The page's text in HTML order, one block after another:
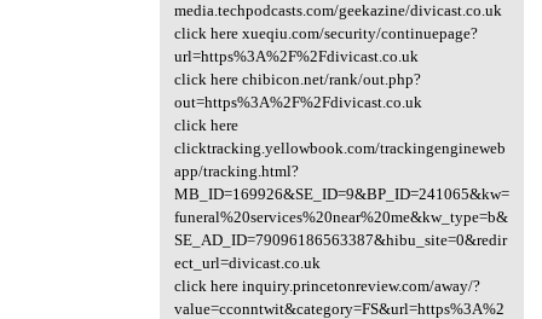
media.techpodcasts.com/geekazine/divicast.co.uk
click here xueqiu.com/security/continuepage?
url=https%3A%2F%2Fdivicast.co.uk
click here chibicon.net/rank/out.php?
out=https%3A%2F%2Fdivicast.co.uk
click here
clicktracking.yellowbook.com/trackingengineweb
app/tracking.html?
MB_ID=169926&SE_ID=9&BP_ID=241065&kw=
funeral%20services%20near%20me&kw_type=b&
SE_AD_ID=79096186563387&hibu_site=0&redir
ect_url=divicast.co.uk
click here inquiry.princetonreview.com/away/?
value=cconntwit&category=FS&url=https%3A%2